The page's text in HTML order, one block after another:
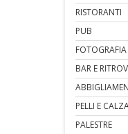
RISTORANTI
PUB
BAR E
PELLI E
PALESTRE